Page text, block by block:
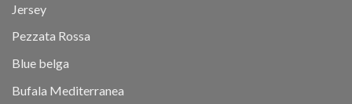
Jersey
Pezzata Rossa
Blue belga
Bufala Mediterranea